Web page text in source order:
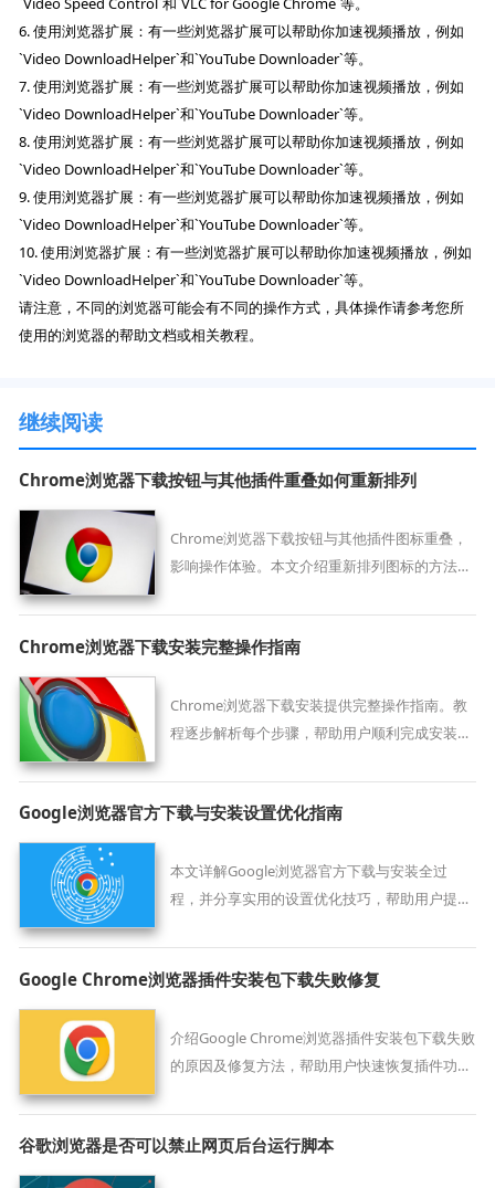
6. 使用浏览器扩展：有一些浏览器扩展可以帮助你加速视频播放，例如
`Video DownloadHelper`和`YouTube Downloader`等。
7. 使用浏览器扩展：有一些浏览器扩展可以帮助你加速视频播放，例如
`Video DownloadHelper`和`YouTube Downloader`等。
8. 使用浏览器扩展：有一些浏览器扩展可以帮助你加速视频播放，例如
`Video DownloadHelper`和`YouTube Downloader`等。
9. 使用浏览器扩展：有一些浏览器扩展可以帮助你加速视频播放，例如
`Video DownloadHelper`和`YouTube Downloader`等。
10. 使用浏览器扩展：有一些浏览器扩展可以帮助你加速视频播放，例如
`Video DownloadHelper`和`YouTube Downloader`等。
请注意，不同的浏览器可能会有不同的操作方式，具体操作请参考您所
使用的浏览器的帮助文档或相关教程。
继续阅读
Chrome浏览器下载按钮与其他插件重叠如何重新排列
Chrome浏览器下载按钮与其他插件图标重叠，
影响操作体验。本文介绍重新排列图标的方法，
Chrome浏览器下载安装完整操作指南
Chrome浏览器下载安装提供完整操作指南。教
程逐步解析每个步骤，帮助用户顺利完成安装和
Google浏览器官方下载与安装设置优化指南
本文详解Google浏览器官方下载与安装全过
程，并分享实用的设置优化技巧，帮助用户提升
Google Chrome浏览器插件安装包下载失败修复
介绍Google Chrome浏览器插件安装包下载失败
的原因及修复方法，帮助用户快速恢复插件功
谷歌浏览器是否可以禁止网页后台运行脚本